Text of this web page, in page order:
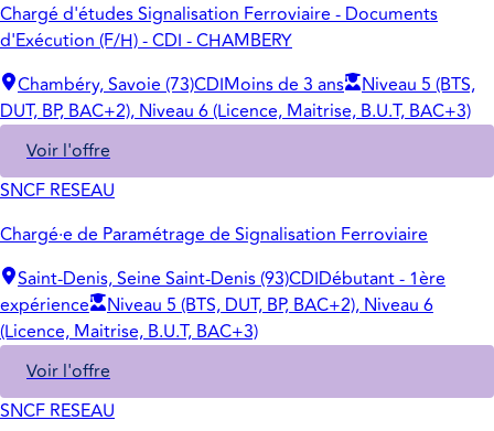
Chargé d'études Signalisation Ferroviaire - Documents
d'Exécution (F/H) - CDI - CHAMBERY
Chambéry, Savoie (73)CDIMoins de 3 ans
Niveau 5 (BTS,
DUT, BP, BAC+2), Niveau 6 (Licence, Maitrise, B.U.T, BAC+3)
Voir l'offre
SNCF RESEAU
Chargé·e de Paramétrage de Signalisation Ferroviaire
Saint-Denis, Seine Saint-Denis (93)CDIDébutant - 1ère
expérience
Niveau 5 (BTS, DUT, BP, BAC+2), Niveau 6
(Licence, Maitrise, B.U.T, BAC+3)
Voir l'offre
SNCF RESEAU